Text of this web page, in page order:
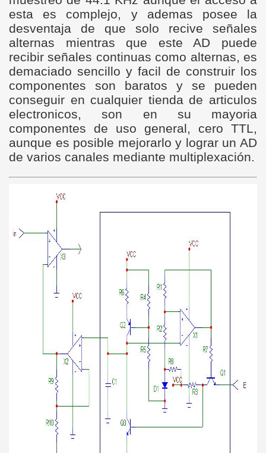
esta es complejo, y ademas posee la
desventaja de que solo recive señales
alternas mientras que este AD puede
recibir señales continuas como alternas, es
demaciado sencillo y facil de construir los
componentes son baratos y se pueden
conseguir en cualquier tienda de articulos
electronicos, son en su mayoria
componentes de uso general, cero TTL,
aunque es posible mejorarlo y lograr un AD
de varios canales mediante multiplexación.